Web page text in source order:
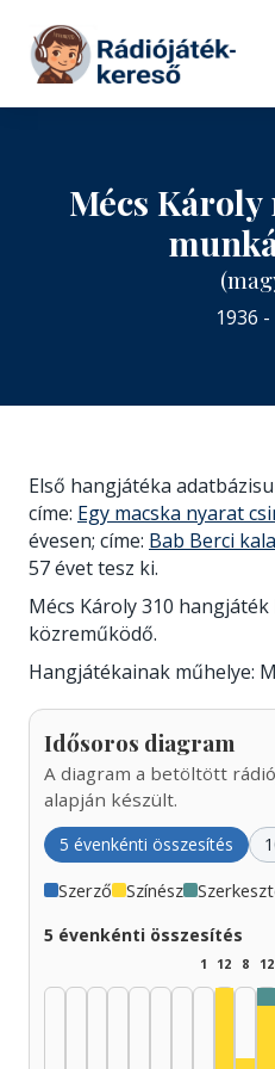
Tovább a tartalomhoz
Mécs
1936
Első hangjátéka
címe: Egy macska nyarat
évesen; címe: Bab Berci
57 évet tesz ki.
Mécs Károly 310
közreműködő.
Hangjátékainak műhelye:
Idősoros diagram
A diagram a betöltött
alapján készült.
5 évenkénti összesítés
Szerző Színész
5 évenkénti összesítés
1 12 8 12